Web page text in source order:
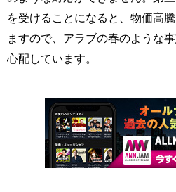
を受けることになると、物価高
ますので、アラブの春のような
心配しています。